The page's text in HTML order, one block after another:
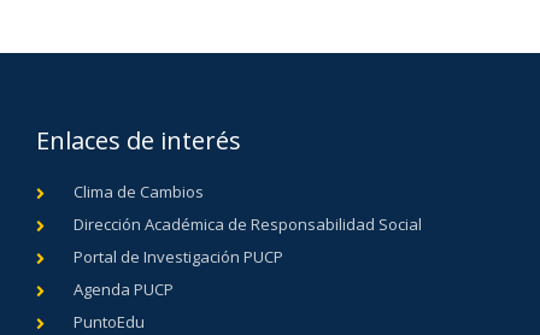
Vista desde la torre Panguana
Enlaces de interés
Clima de Cambios
Dirección Académica de Responsabilidad Social
Portal de Investigación PUCP
Agenda PUCP
PuntoEdu